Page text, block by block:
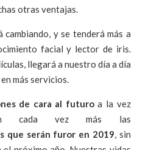
otras ventajas.
cambiando, y se tenderá más a
facial y lector de iris.
llegará a nuestro día a día
más servicios.
de cara al futuroa la vez
cada vez más las
que serán furor en 2019, sin